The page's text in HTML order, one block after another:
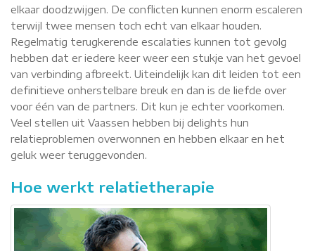
elkaar doodzwijgen. De conflicten kunnen enorm escaleren
terwijl twee mensen toch echt van elkaar houden.
Regelmatig terugkerende escalaties kunnen tot gevolg
hebben dat er iedere keer weer een stukje van het gevoel
van verbinding afbreekt. Uiteindelijk kan dit leiden tot een
definitieve onherstelbare breuk en dan is de liefde over
voor één van de partners. Dit kun je echter voorkomen.
Veel stellen uit Vaassen hebben bij delights hun
relatieproblemen overwonnen en hebben elkaar en het
geluk weer teruggevonden.
Hoe werkt relatietherapie